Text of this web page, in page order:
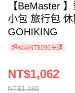
【BeMaster
小包 旅行包
GOHIKING
超取滿NT$599免運
NT$1,180
NT$1,062